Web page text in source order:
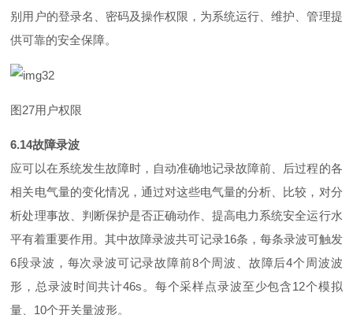
别用户的登录名、密码及操作权限，为系统运行、维护、管理提
供可靠的安全保障。
图27用户权限
6.14故障录波
应可以在系统发生故障时，自动准确地记录故障前、后过程的各
相关电气量的变化情况，通过对这些电气量的分析、比较，对分
析处理事故、判断保护是否正确动作、提高电力系统安全运行水
平有着重要作用。其中故障录波共可记录16条，每条录波可触发
6段录波，每次录波可记录故障前8个周波、故障后4个周波波
形，总录波时间共计46s 。每个采样点录波至少包含12个模拟
量
10个开关量波形。